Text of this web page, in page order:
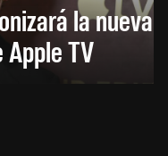
la nueva
TV